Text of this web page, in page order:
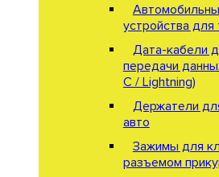
устройства
Дата-кабели
передачи
C / Lightning)
Держатели
авто
Зажимы для
разъемом